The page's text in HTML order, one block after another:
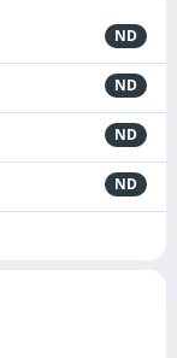
ND
ND
ND
ND